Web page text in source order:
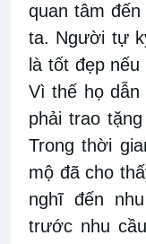
quan tâm
ta. Người tự
là tốt đẹp
Vì thế họ dẫn
phải trao
Trong thời
mộ đã cho
nghĩ đến
trước nhu